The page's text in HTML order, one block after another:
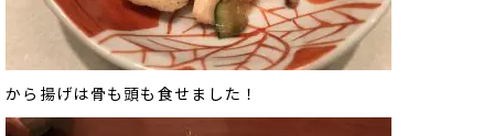
から揚げは骨も頭も食せました！